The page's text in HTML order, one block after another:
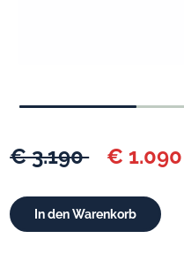
€ 3.190 € 1.090